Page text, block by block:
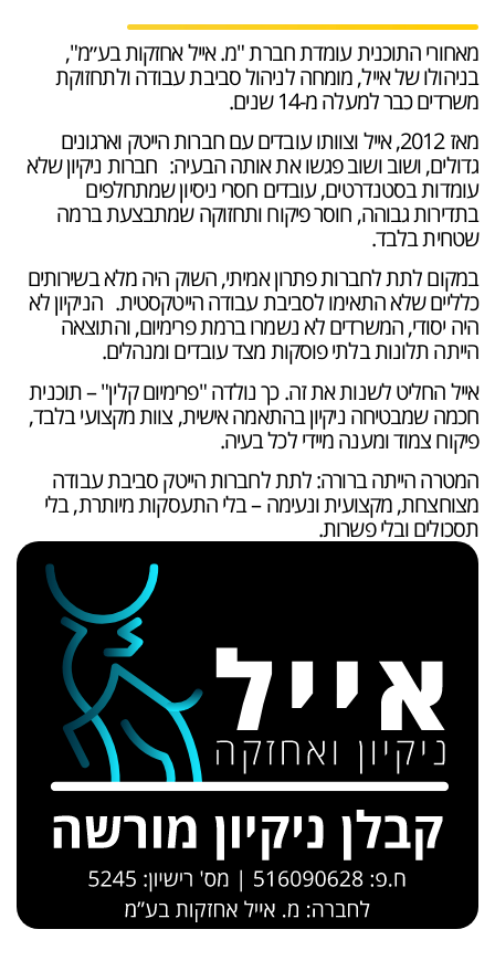
מאחורי התוכנית עומדת חברת "מ. אייל אחזקות בע״מ",
בניהולו של אייל, מומחה לניהול סביבת עבודה ולתחזוקת
משרדים כבר למעלה מ-14 שנים.
מאז 2012, אייל וצוותו עובדים עם חברות הייטק וארגונים
גדולים, ושוב ושוב פגשו את אותה הבעיה: חברות ניקיון שלא
עומדות בסטנדרטים, עובדים חסרי ניסיון שמתחלפים
בתדירות גבוהה, חוסר פיקוח ותחזוקה שמתבצעת ברמה
שטחית בלבד.
במקום לתת לחברות פתרון אמיתי, השוק היה מלא בשירותים
כלליים שלא התאימו לסביבת עבודה הייטקסטית. הניקיון לא
היה יסודי, המשרדים לא נשמרו ברמת פרימיום, והתוצאה
הייתה תלונות בלתי פוסקות מצד עובדים ומנהלים.
אייל החליט לשנות את זה. כך נולדה "פרימיום קלין" – תוכנית
חכמה שמבטיחה ניקיון בהתאמה אישית, צוות מקצועי בלבד,
פיקוח צמוד ומענה מיידי לכל בעיה.
המטרה הייתה ברורה: לתת לחברות הייטק סביבת עבודה
מצוחצחת, מקצועית ונעימה – בלי התעסקות מיותרת, בלי
תסכולים ובלי פשרות.